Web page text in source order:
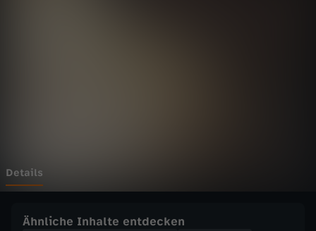
F
Details
Ähnliche Inhalte entdecken